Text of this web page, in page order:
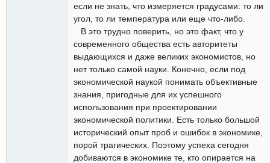
если не знать, что измеряется градусами: то ли
угол, то ли температура или еще что-либо.
В это трудно поверить, но это факт, что у
современного общества есть авторитеты
выдающихся и даже великих экономистов, но
нет только самой науки. Конечно, если под
экономической наукой понимать объективные
знания, пригодные для их успешного
использования при проектировании
экономической политики. Есть только большой
исторический опыт проб и ошибок в экономике,
порой трагических. Поэтому успеха сегодня
добиваются в экономике те, кто опирается на